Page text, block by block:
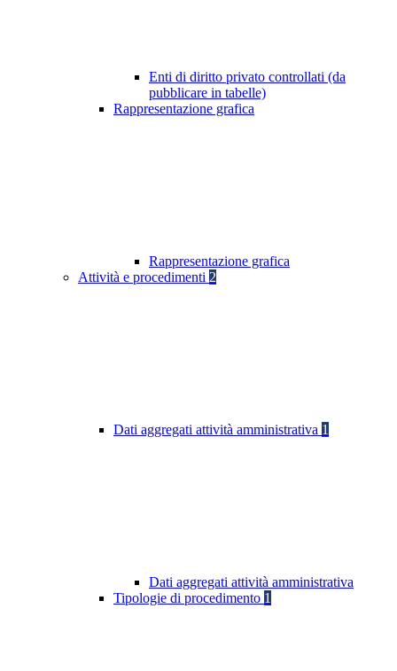
Enti di diritto privato controllati (da
pubblicare in tabelle)
Rappresentazione grafica
Rappresentazione grafica
Attività e procedimenti 2
Dati aggregati attività amministrativa 1
Dati aggregati attività amministrativa
Tipologie di procedimento 1